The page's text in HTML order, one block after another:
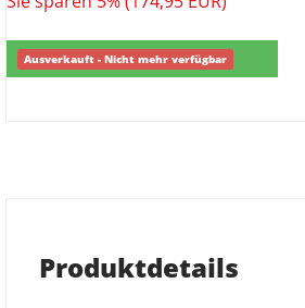
Ausverkauft - Nicht mehr verfügbar
Produktdetails